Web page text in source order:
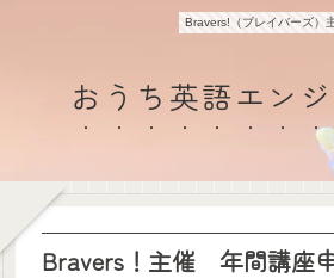
Bravers!（ブレイバーズ）
おうち英語エン
Bravers！主催 年間講座